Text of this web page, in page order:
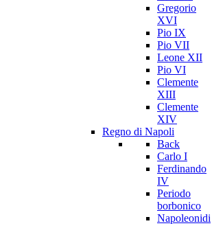
Gregorio
XVI
Pio IX
Pio VII
Leone XII
Pio VI
Clemente
XIII
Clemente
XIV
Regno di Napoli
Back
Carlo I
Ferdinando
IV
Periodo
borbonico
Napoleonidi